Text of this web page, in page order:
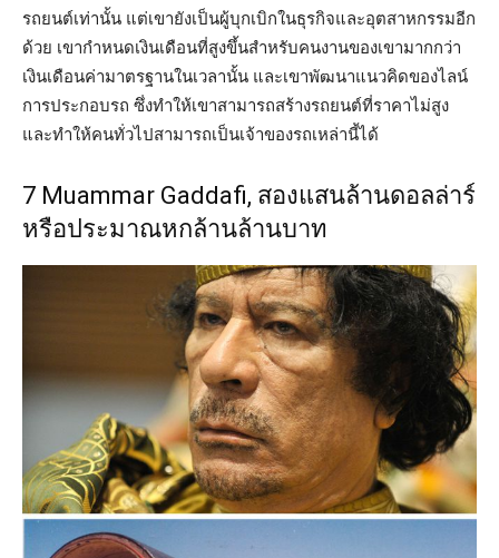
รถยนต์เท่านั้น แต่เขายังเป็นผู้บุกเบิกในธุรกิจและอุตสาหกรรมอีก
ด้วย เขากำหนดเงินเดือนที่สูงขึ้นสำหรับคนงานของเขามากกว่า
เงินเดือนค่ามาตรฐานในเวลานั้น และเขาพัฒนาแนวคิดของไลน์
การประกอบรถ ซึ่งทำให้เขาสามารถสร้างรถยนต์ที่ราคาไม่สูง
และทำให้คนทั่วไปสามารถเป็นเจ้าของรถเหล่านี้ได้
7 Muammar Gaddafi, สองแสนล้านดอลล่าร์
หรือประมาณหกล้านล้านบาท